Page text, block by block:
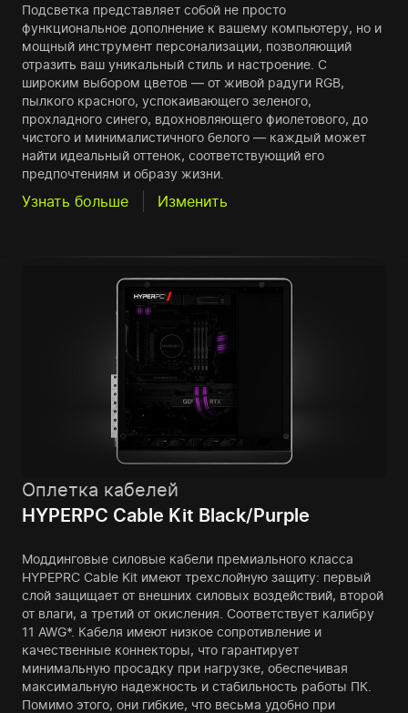
Подсветка представляет собой не просто
функциональное дополнение к вашему компьютеру, но и
мощный инструмент персонализации, позволяющий
отразить ваш уникальный стиль и настроение. С
широким выбором цветов — от живой радуги RGB,
пылкого красного, успокаивающего зеленого,
прохладного синего, вдохновляющего фиолетового, до
чистого и минималистичного белого — каждый может
найти идеальный оттенок, соответствующий его
предпочтениям и образу жизни.
Узнать больше Изменить
Оплетка кабелей
HYPERPC Cable Kit Black/Purple
Моддинговые силовые кабели премиального класса
HYPEPRC Cable Kit имеют трехслойную защиту: первый
слой защищает от внешних силовых воздействий, второй
от влаги, а третий от окисления. Соответствует калибру
11 AWG*. Кабеля имеют низкое сопротивление и
качественные коннекторы, что гарантирует
минимальную просадку при нагрузке, обеспечивая
максимальную надежность и стабильность работы ПК.
Помимо этого, они гибкие, что весьма удобно при